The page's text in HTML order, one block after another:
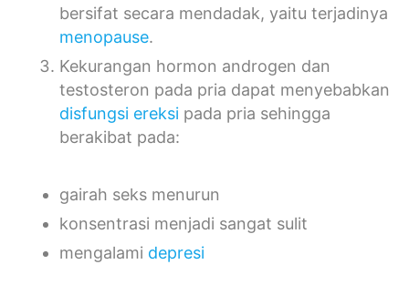
bersifat secara mendadak, yaitu terjadinya
menopause.
Kekurangan hormon androgen dan
testosteron pada pria dapat menyebabkan
disfungsi ereksi pada pria sehingga
berakibat pada:
gairah seks menurun
konsentrasi menjadi sangat sulit
mengalami depresi